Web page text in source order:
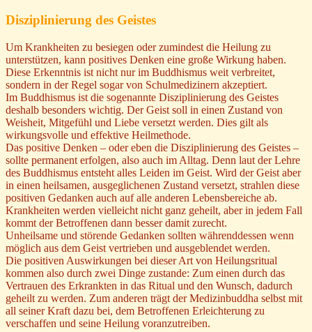
Disziplinierung des Geistes
Um Krankheiten zu besiegen oder zumindest die Heilung zu
unterstützen, kann positives Denken eine große Wirkung haben.
Diese Erkenntnis ist nicht nur im Buddhismus weit verbreitet,
sondern in der Regel sogar von Schulmedizinern akzeptiert.
Im Buddhismus ist die sogenannte Disziplinierung des Geistes
deshalb besonders wichtig. Der Geist soll in einen Zustand von
Weisheit, Mitgefühl und Liebe versetzt werden. Dies gilt als
wirkungsvolle und effektive Heilmethode.
Das positive Denken – oder eben die Disziplinierung des Geistes –
sollte permanent erfolgen, also auch im Alltag. Denn laut der Lehre
des Buddhismus entsteht alles Leiden im Geist. Wird der Geist aber
in einen heilsamen, ausgeglichenen Zustand versetzt, strahlen diese
positiven Gedanken auch auf alle anderen Lebensbereiche ab.
Krankheiten werden vielleicht nicht ganz geheilt, aber in jedem Fall
kommt der Betroffenen dann besser damit zurecht.
Unheilsame und störende Gedanken sollten währenddessen wenn
möglich aus dem Geist vertrieben und ausgeblendet werden.
Die positiven Auswirkungen bei dieser Art von Heilungsritual
kommen also durch zwei Dinge zustande: Zum einen durch das
Vertrauen des Erkrankten in das Ritual und den Wunsch, dadurch
geheilt zu werden. Zum anderen trägt der Medizinbuddha selbst mit
all seiner Kraft dazu bei, dem Betroffenen Erleichterung zu
verschaffen und seine Heilung voranzutreiben.